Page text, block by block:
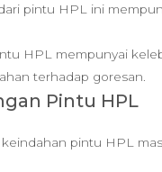
pintu HPL ini
HPL mempunyai
terhadap goresan.
Pintu HPL
keindahan pintu HPL